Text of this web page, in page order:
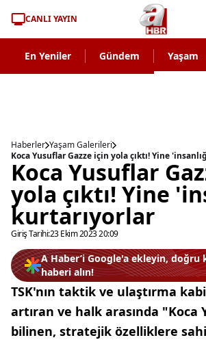
CANLI YAYIN
En Yeniler Gündem Yaşam
Haberler Yaşam Galerileri
Koca Yusuflar Gazze için yola çıktı! Yine
Koca Yusuflar
yola çıktı! Yine
kurtarıyorlar
Giriş Tarihi:23 Ekim 2023 20:09
A Haber’i Google'a ekleyin, doğru
haberi alın!
TSK'nın taktik ve ulaştırma
artıran ve halk arasında "Koca
bilinen, stratejik özelliklere